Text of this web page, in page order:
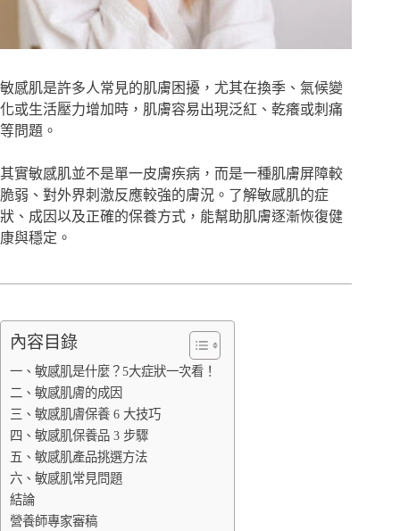
敏感肌是許多人常見的肌膚困擾，尤其在換季、氣候變
化或生活壓力增加時，肌膚容易出現泛紅、乾癢或刺痛
等問題。
其實敏感肌並不是單一皮膚疾病，而是一種肌膚屏障較
脆弱、對外界刺激反應較強的膚況。了解敏感肌的症
狀、成因以及正確的保養方式，能幫助肌膚逐漸恢復健
康與穩定。
內容目錄
一、敏感肌是什麼？5大症狀一次看！
二、敏感肌膚的成因
三、敏感肌膚保養 6 大技巧
四、敏感肌保養品 3 步驟
五、敏感肌產品挑選方法
六、敏感肌常見問題
結論
營養師專家審稿